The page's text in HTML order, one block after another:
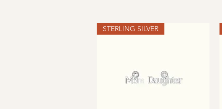
STERLING SILVER